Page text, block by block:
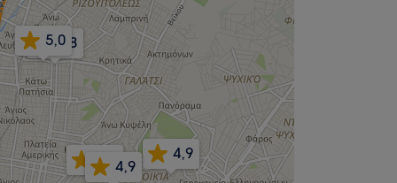
4,8
4,9
4,9 4,9
5,0